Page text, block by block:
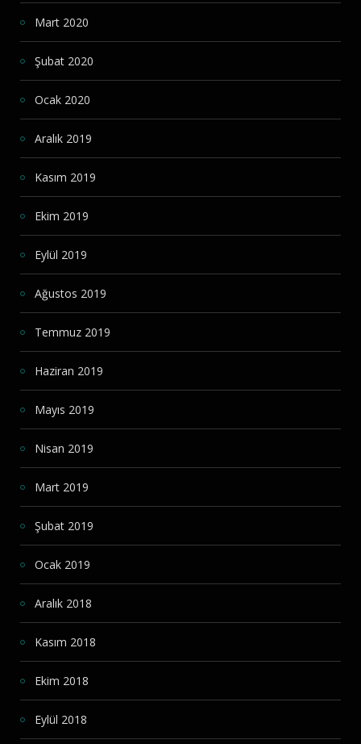
Mart 2020
Şubat 2020
Ocak 2020
Aralık 2019
Kasım 2019
Ekim 2019
Eylül 2019
Ağustos 2019
Temmuz 2019
Haziran 2019
Mayıs 2019
Nisan 2019
Mart 2019
Şubat 2019
Ocak 2019
Aralık 2018
Kasım 2018
Ekim 2018
Eylül 2018